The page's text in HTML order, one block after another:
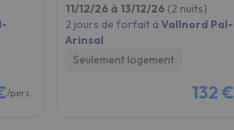
/pers.
11/12/26 à 13/12/26 (2 nuits)
2 jours de forfait àVallnord Pal-
Arinsal
Seulement logement
132 €